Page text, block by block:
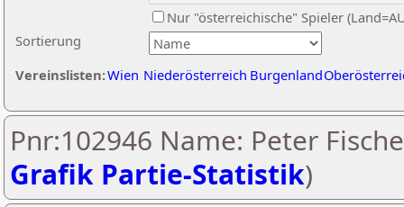
Sortierung
Nur "österreichische" Spieler
Vereinslisten:Wien Niederösterreich Burgenland
Pnr:102946 Name: Peter
Grafik Partie-Statistik)